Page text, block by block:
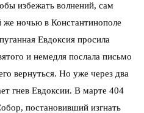
избежать волнений, сам
же ночью в Константинополе
Евдоксия просила
и немедля послала письмо
вернуться. Но уже через два
гнев Евдоксии. В марте 404
постановивший изгнать